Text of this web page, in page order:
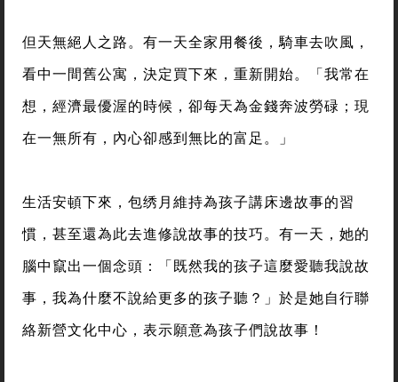
但天無絕人之路。有一天全家用餐後，騎車去吹風，
看中一間舊公寓，決定買下來，重新開始。「我常在
想，經濟最優渥的時候，卻每天為金錢奔波勞碌；現
在一無所有，內心卻感到無比的富足。」
生活安頓下來，包绣月維持為孩子講床邊故事的習
慣，甚至還為此去進修說故事的技巧。有一天，她的
腦中竄出一個念頭：「既然我的孩子這麼愛聽我說故
事，我為什麼不說給更多的孩子聽？」於是她自行聯
絡新營文化中心，表示願意為孩子們說故事！